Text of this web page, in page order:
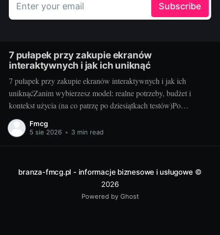
Enter your email Subscribe
7 pułapek przy zakupie ekranów
interaktywnych i jak ich uniknąć
7 pułapek przy zakupie ekranów interaktywnych i jak ich
uniknąćZanim wybierzesz model: realne potrzeby, budżet i
kontekst użycia (na co patrzę po dziesiątkach testów)Po
dziesiątkach testów w szkołach i salach konferencyjnych wiem
jedno: najlepszy ekran to ten, który pasuje do Waszego stylu
Fmcg
5 sie 2026 • 3 min read
branza-fmcg.pl - informacje biznesowe i usługowe ©
2026
Powered by Ghost